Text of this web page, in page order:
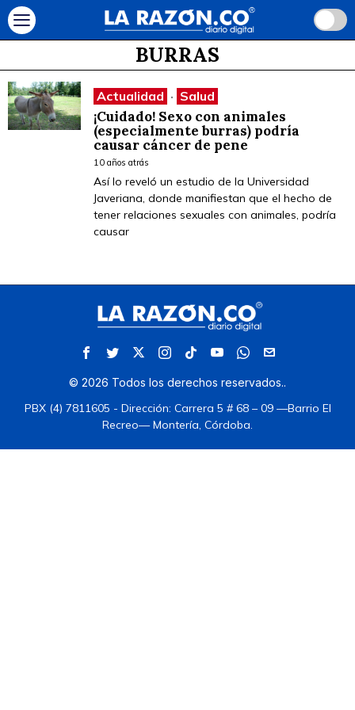
BURRAS
Actualidad · Salud
¡Cuidado! Sexo con animales
(especialmente burras) podría
causar cáncer de pene
10 años atrás
Así lo reveló un estudio de la Universidad
Javeriana, donde manifiestan que el hecho de
tener relaciones sexuales con animales, podría
causar
© 2026 Todos los derechos reservados..
PBX (4) 7811605 - Dirección: Carrera 5 # 68 – 09 —Barrio El
Recreo— Montería, Córdoba.